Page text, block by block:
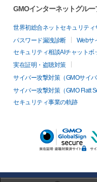
GMOインターネットグル
世界初総合ネットセキュリティ
パスワード漏洩診断
Webサ
セキュリティ相談AIチャットボ
実在証明・盗聴対策
サイバー攻撃対策（GMOサイ
サイバー攻撃対策（GMO Flatt
セキュリティ事業の軌跡